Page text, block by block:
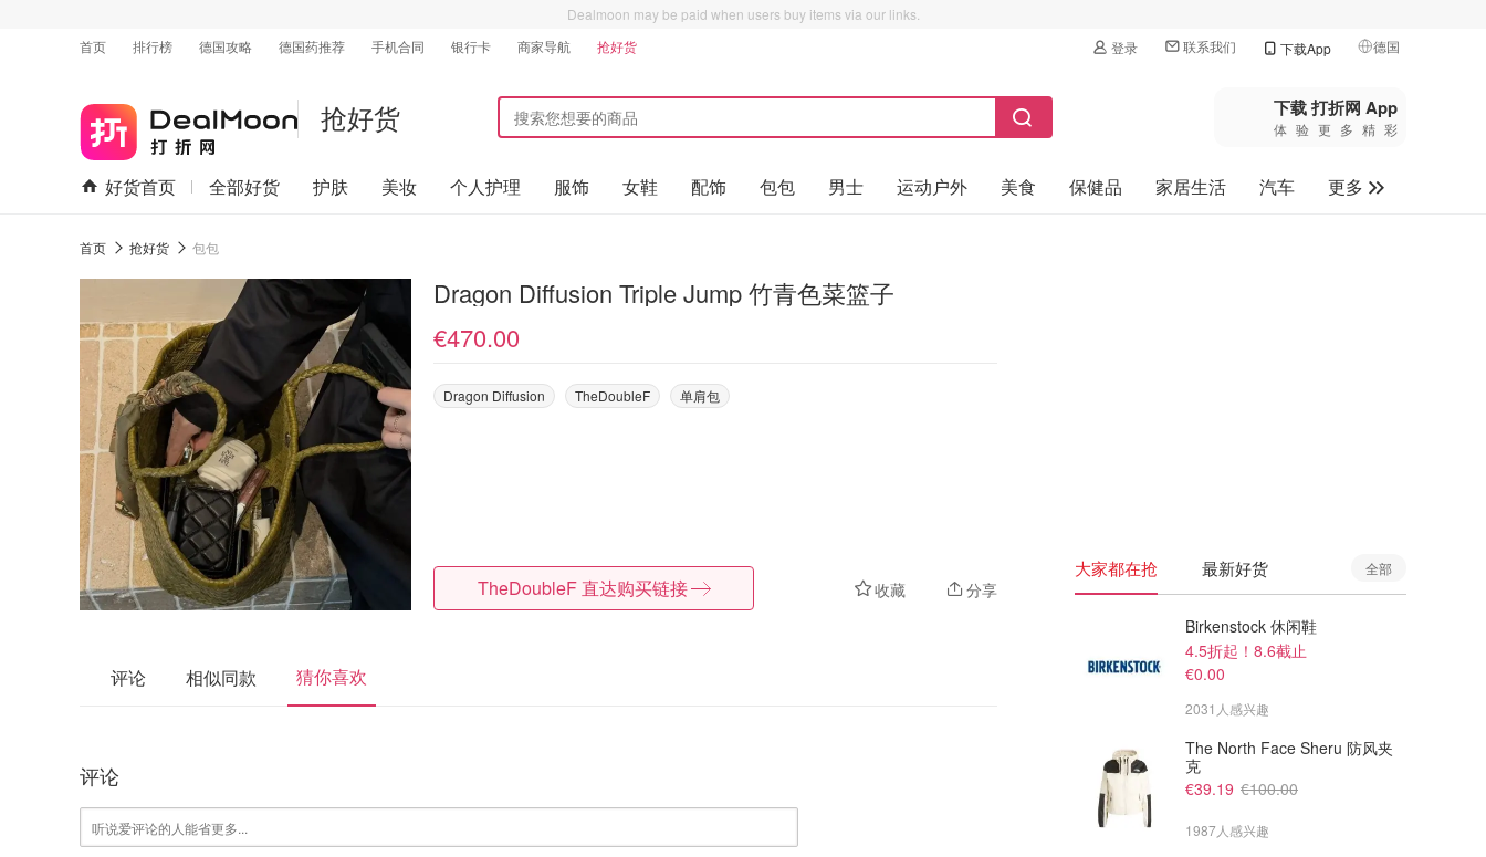
Dealmoon may be paid when users buy items via our links.
首页
排行榜 德国攻略 德国药推荐 手机合同 银行卡 商家导航 抢好货 登录 联系我们 下载App 德国
🇺🇸美国
🇨🇳中国
🇨🇦加拿大
抢好货 下载 打折网 App
体验更多精彩
好货首页 全部好货 护肤 美妆 个人护理 服饰 女鞋 配饰 包包 男士 运动户外 美食 保健品 家居生活 汽车
更多
首页 抢好货 包包
Dragon Diffusion Triple Jump 竹青色菜篮子
€470.00
Dragon Diffusion TheDoubleF 单肩包
收藏 分享
TheDoubleF 直达购买链接
评论 相似同款 猜你喜欢
评论
大家都在抢 最新好货 全部
Birkenstock 休闲鞋
4.5折起！8.6截止
€0.00
2031人感兴趣
The North Face Sheru 防风夹
克
€39.19 €100.00
1987人感兴趣